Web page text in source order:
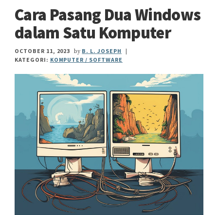
Cara Pasang Dua Windows
dalam Satu Komputer
OCTOBER 11, 2023 by B. L. JOSEPH
KATEGORI: KOMPUTER / SOFTWARE